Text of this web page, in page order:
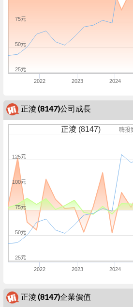
2022 2023 2024
25元
50元
75元
正淩 (8147)公司成長
正淩 (8147) 嗨投
2022 2023 2024
25元
50元
75元
100元
125元
正淩 (8147)企業價值